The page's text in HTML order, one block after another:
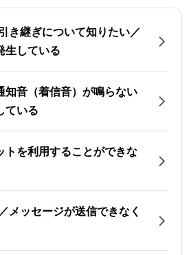
き継ぎについて知りたい／
生している
知音（着信音）が鳴らない
ている
トを利用することができな
メッセージが送信できなく